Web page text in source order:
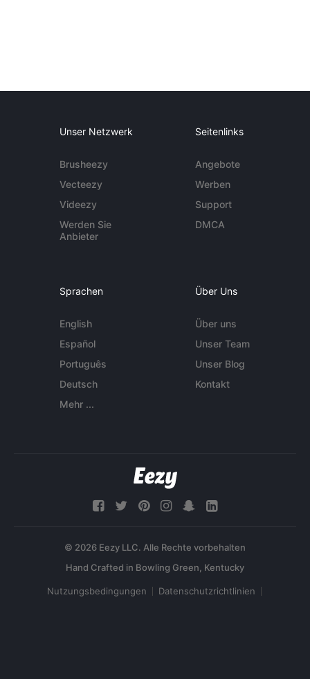
Unser Netzwerk
Brusheezy
Vecteezy
Videezy
Werden Sie
Anbieter
Seitenlinks
Angebote
Werben
Support
DMCA
Sprachen
English
Español
Português
Deutsch
Mehr ...
Über Uns
Über uns
Unser Team
Unser Blog
Kontakt
© 2026 Eezy LLC. Alle Rechte vorbehalten
Nutzungsbedingungen Datenschutzrichtlinien